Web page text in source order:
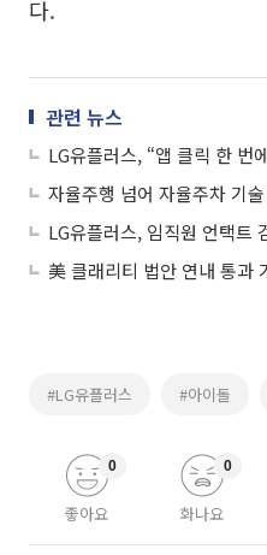
다.
관련 뉴스
LG유플러스, 임직원 언택트
#LG유플러스 #아이돌
좋아요
0
화나요
0